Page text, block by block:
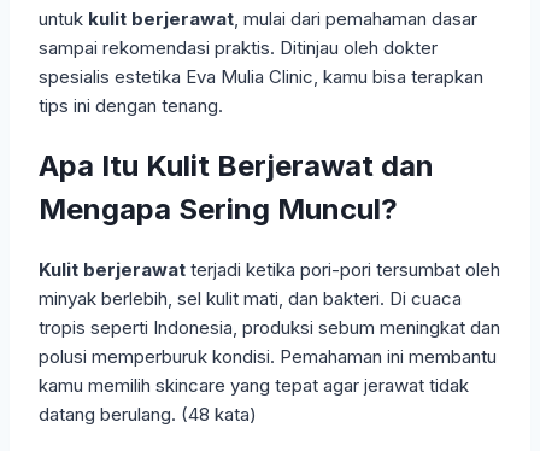
untuk kulit berjerawat, mulai dari pemahaman dasar
sampai rekomendasi praktis. Ditinjau oleh dokter
spesialis estetika Eva Mulia Clinic, kamu bisa terapkan
tips ini dengan tenang.
Apa Itu Kulit Berjerawat dan
Mengapa Sering Muncul?
Kulit berjerawat terjadi ketika pori-pori tersumbat oleh
minyak berlebih, sel kulit mati, dan bakteri. Di cuaca
tropis seperti Indonesia, produksi sebum meningkat dan
polusi memperburuk kondisi. Pemahaman ini membantu
kamu memilih skincare yang tepat agar jerawat tidak
datang berulang. (48 kata)